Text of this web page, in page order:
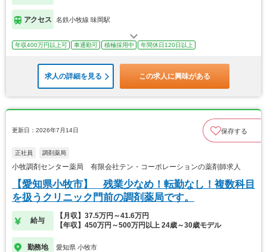
アクセス 名鉄小牧線 味岡駅
年収400万円以上可 車通勤可 積極採用中 年間休日120日以上
求人の詳細を見る この求人に興味がある
更新日：2026年7月14日 保存する
正社員 調剤薬局
小牧調剤センター薬局 有限会社テン・コーポレーションの薬剤師求人
【愛知県小牧市】 残業少なめ！転勤なし！複数科目
を扱うクリニック門前の調剤薬局です。
給与
【月収】37.5万円～41.6万円
【年収】450万円～500万円以上 24歳～30歳モデル
勤務地 愛知県 小牧市